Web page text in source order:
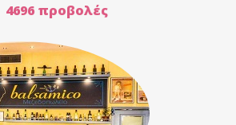
4696 προβολές